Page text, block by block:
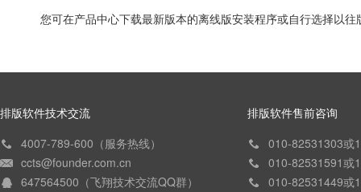
您可在产品中心下载最新版本的离线版安装程序或自行选择以
排版软件技术交流
4007-789-600（服务热线）
ccts@founder.com.cn
647564500（飞翔技术交流QQ群）
排版软件售前咨询
010-82531303或
010-82531591或
010-82531449或